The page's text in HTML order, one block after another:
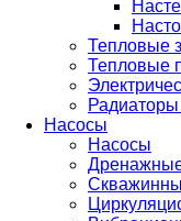
Тепловые
Тепловые
Насосы
Насосы